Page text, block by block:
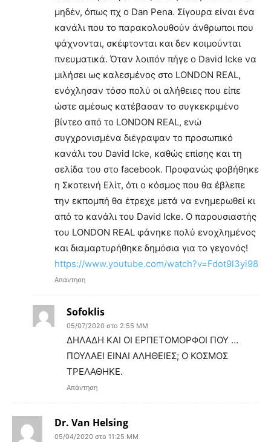
μηδέν, όπως πχ ο Dan Pena. Σίγουρα είναι ένα
κανάλι που το παρακολουθούν άνθρωποι που
ψάχνονται, σκέφτονται και δεν κοιμούνται
πνευματικά. Όταν λοιπόν πήγε ο David Icke να
μιλήσει ως καλεσμένος στο LONDON REAL,
ενόχλησαν τόσο πολύ οι αλήθειες που είπε
ώστε αμέσως κατέβασαν το συγκεκριμένο
βίντεο από το LONDON REAL, ενώ
συγχρονισμένα διέγραψαν το προσωπικό
κανάλι του David Icke, καθώς επίσης και τη
σελίδα του στο facebook. Προφανώς φοβήθηκε
η Σκοτεινή Ελίτ, ότι ο κόσμος που θα έβλεπε
την εκπομπή θα έτρεχε μετά να ενημερωθεί κι
από το κανάλι του David Icke. Ο παρουσιαστής
του LONDON REAL φάνηκε πολύ ενοχλημένος
και διαμαρτυρήθηκε δημόσια για το γεγονός!
https://www.youtube.com/watch?v=Fdot9l3yi98
Απάντηση
Sofoklis
05/07/2020 στο 2:55 ΜΜ
ΔΗΛΑΔΗ ΚΑΙ ΟΙ ΕΡΠΕΤΟΜΟΡΦΟΙ ΠΟΥ …
ΠΟΥΛΑΕΙ ΕΙΝΑΙ ΑΛΗΘΕΙΕΣ; Ο ΚΟΣΜΟΣ
ΤΡΕΛΑΘΗΚΕ.
Απάντηση
Dr. Van Helsing
05/04/2020 στο 11:25 ΜΜ